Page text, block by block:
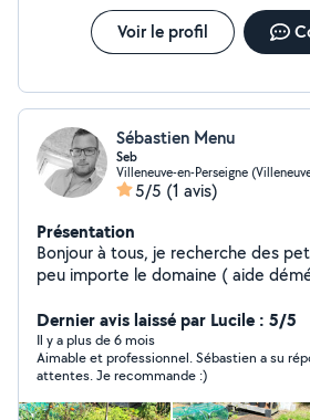
Voir le profil
Sébastien Menu
Seb
Villeneuve-en-Perseigne
5/5 (1 avis)
Présentation
Bonjour à tous, je recherche des
peu importe le domaine ( aide
ancien artisan charpentier couvreur
reconversion professionnelle et
d'astreintes actuellement je suis
régulièrement pour répondre à vos
soigné, ponctualité, rapidité
Dernier avis laissé par Lucile : 5/5
Il y a plus de 6 mois
Aimable et professionnel. Sébastien a su
attentes. Je recommande :)